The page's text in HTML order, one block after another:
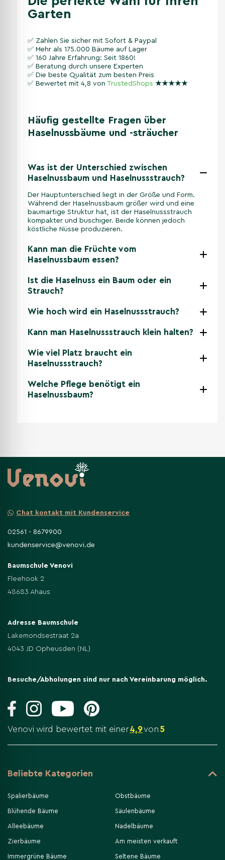
Garten
✅ Zahlen Sie sicher mit Sofort & Paypal
✅ Mehr als 175.000 Bäume auf Lager
✅ 160 Jahre Erfahrung: Seit 1860!
✅ Beratung durch unsere Experten
✅ Die beste Qualität zum besten Preis
✅ Bewertet mit 4,8 von TrustedShops ★★★★★
Häufig gestellte Fragen über
Haselnussbäume und -sträucher
Was ist der Unterschied zwischen
Haselnussbaum und Haselnussstrauch?
Der Hauptunterschied liegt in der Größe und Form.
Während der Haselnussbaum größer wird und eine
baumartige Struktur hat, ist der Haselnussstrauch
kompakter und buschiger. Beide können jedoch
köstliche Nüsse produzieren.
Kann man die Früchte vom
Haselnussbaum essen?
Ist die Haselnuss ein Baum oder ein
Strauch?
Wie hoch wird ein Haselnussstrauch?
Kann man Haselnussstrauch klein halten?
Wie viel Platz braucht ein
Haselnussstrauch?
Welche Pflege benötigt ein
Haselnussbaum?
Chat kontakt mit Kundenservice
02561 - 8679900
kundenservice@venovi.de
Baumschule Venovi
Fleehook 2
48683 Ahaus
Adresse Baumschule
Lakemondsestraat 2a
4043 JD Opheusden (NL)
Besuche/Abholungen sind nur nach Vereinbarung möglich.
Venovi wird bewertet mit einer4,9von 5
Beliebte Kategorien
Spalierbäume
Blühende Bäume
Alleebäume
Zierbäume
Immergrüne Bäume
Obstbäume
Säulenbäume
Nadelbäume
Am meisten verkauft
Seltene Bäume